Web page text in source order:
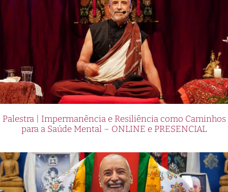
Palestra | Impermanência e Resiliência como Caminhos
para a Saúde Mental – ONLINE e PRESENCIAL